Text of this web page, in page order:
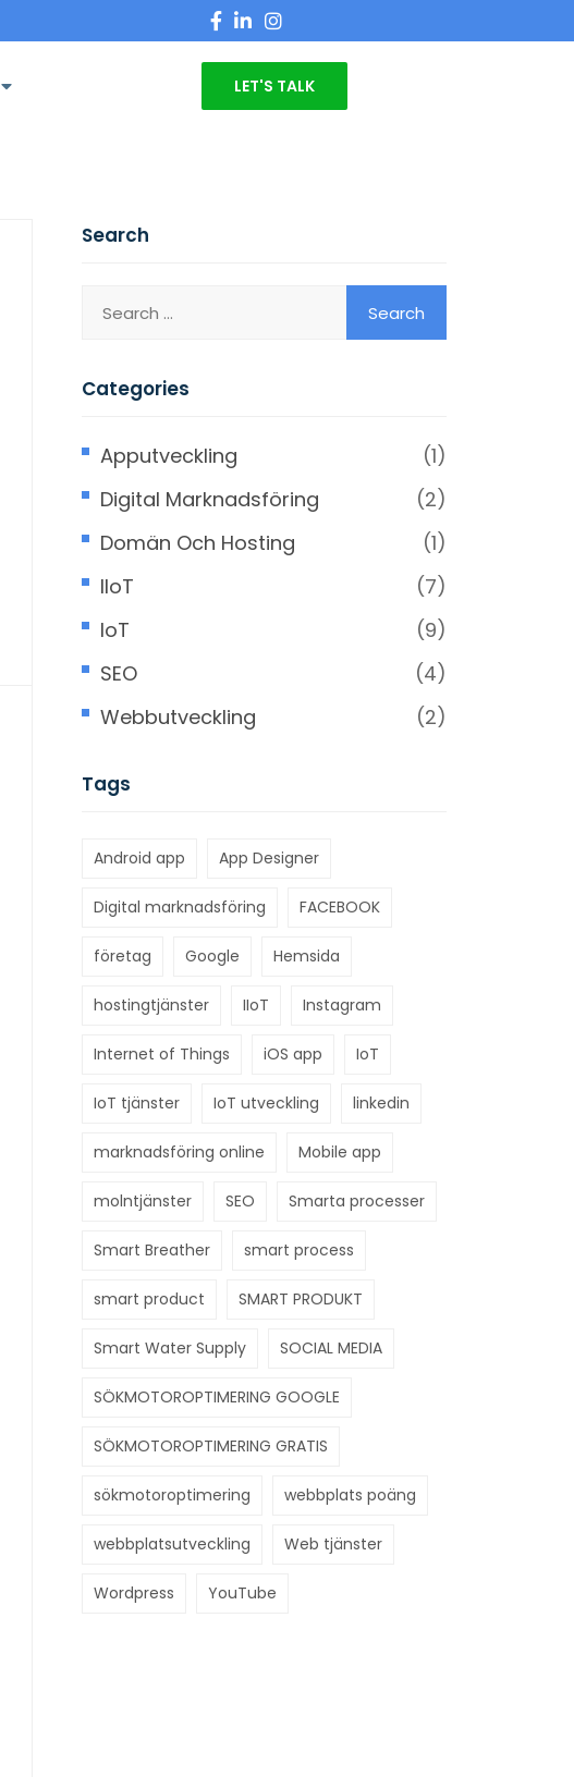
LET'S TALK
Search
Categories
Apputveckling
(1)
Digital Marknadsföring
(2)
Domän Och Hosting
(1)
IIoT
(7)
IoT
(9)
SEO
(4)
Webbutveckling
(2)
Tags
Android app App Designer
Digital marknadsföring FACEBOOK
företag Google Hemsida
hostingtjänster IIoT Instagram
Internet of Things iOS app IoT
IoT tjänster IoT utveckling linkedin
marknadsföring online Mobile app
molntjänster SEO Smarta processer
Smart Breather smart process
smart product SMART PRODUKT
Smart Water Supply SOCIAL MEDIA
SÖKMOTOROPTIMERING GOOGLE
SÖKMOTOROPTIMERING GRATIS
sökmotoroptimering webbplats poäng
webbplatsutveckling Web tjänster
Wordpress YouTube